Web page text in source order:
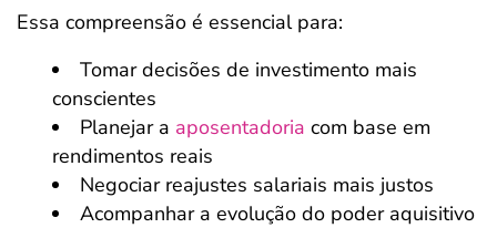
Essa compreensão é essencial para:
Tomar decisões de investimento mais
conscientes
Planejar a aposentadoria com base em
rendimentos reais
Negociar reajustes salariais mais justos
Acompanhar a evolução do poder aquisitivo